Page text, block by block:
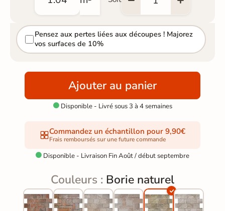
Pensez aux pertes liées aux découpes ! Majorez
vos surfaces de 10%
Ajouter au panier
Disponible - Livré sous 3 à 4 semaines
Commandez un échantillon pour 9,90€
Frais remboursés sur une future commande
 Disponible - Livraison Fin Août / début septembre
Couleurs : Borie naturel